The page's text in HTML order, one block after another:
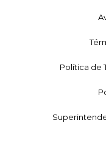
Política de